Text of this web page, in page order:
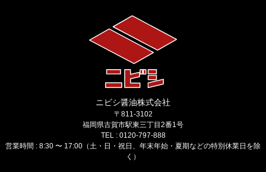
ニビシ醤油株式会社
〒811-3102
福岡県古賀市駅東三丁目2番1号
TEL : 0120-797-888
営業時間 : 8:30 〜 17:00（土・日・祝日、年末年始・夏期などの特別休業日を除
く）